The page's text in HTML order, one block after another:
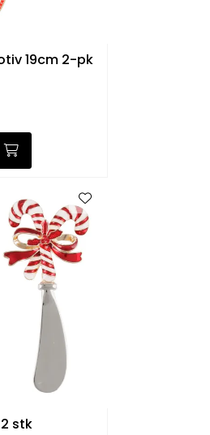
19cm 2-pk
stk